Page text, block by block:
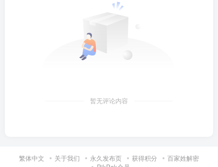
暂无评论内容
繁体中文 关于我们 永久发布页 获得积分
百家姓解密